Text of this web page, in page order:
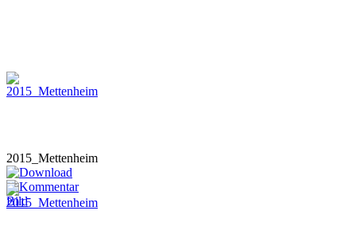
2015_Mettenheim